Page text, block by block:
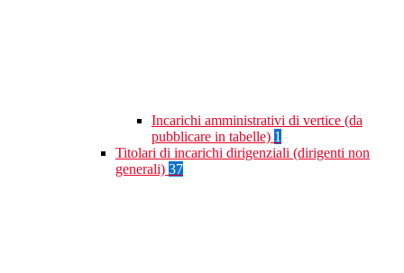
Incarichi amministrativi di vertice (da
pubblicare in tabelle) 1
Titolari di incarichi dirigenziali (dirigenti non
generali) 37